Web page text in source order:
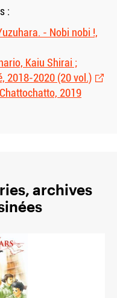
:
- Nobi nobi !,
Kaiu Shirai ;
2018-2020 (20 vol.)
2019
archives